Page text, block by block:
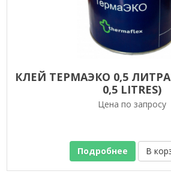
КЛЕЙ ТЕРМАЭКО 0,5 ЛИТРА
0,5 LITRЕS)
Цена по запросу
Подробнее В